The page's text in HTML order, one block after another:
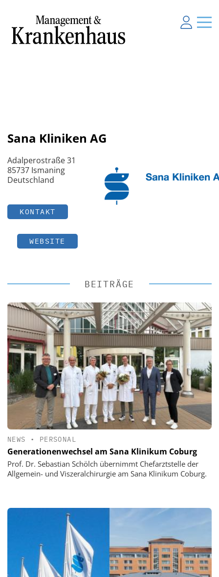
Sana Kliniken AG
Adalperostraße 31
85737 Ismaning
Deutschland
KONTAKT
WEBSITE
BEITRÄGE
NEWS • PERSONAL
Generationenwechsel am Sana Klinikum Coburg
Prof. Dr. Sebastian Schölch übernimmt Chefarztstelle der
Allgemein- und Viszeralchirurgie am Sana Klinikum Coburg.